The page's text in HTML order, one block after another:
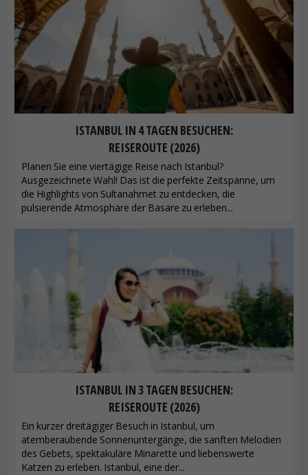
ISTANBUL IN 4 TAGEN BESUCHEN:
REISEROUTE (2026)
Planen Sie eine viertägige Reise nach Istanbul?
Ausgezeichnete Wahl! Das ist die perfekte Zeitspanne, um
die Highlights von Sultanahmet zu entdecken, die
pulsierende Atmosphäre der Basare zu erleben...
ISTANBUL IN 3 TAGEN BESUCHEN:
REISEROUTE (2026)
Ein kurzer dreitägiger Besuch in Istanbul, um
atemberaubende Sonnenuntergänge, die sanften Melodien
des Gebets, spektakuläre Minarette und liebenswerte
Katzen zu erleben. Istanbul, eine der...